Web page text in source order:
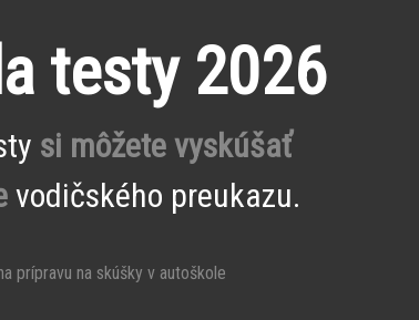
testy 2026
si môžete vyskúšať
vodičského preukazu.
prípravu na skúšky v autoškole